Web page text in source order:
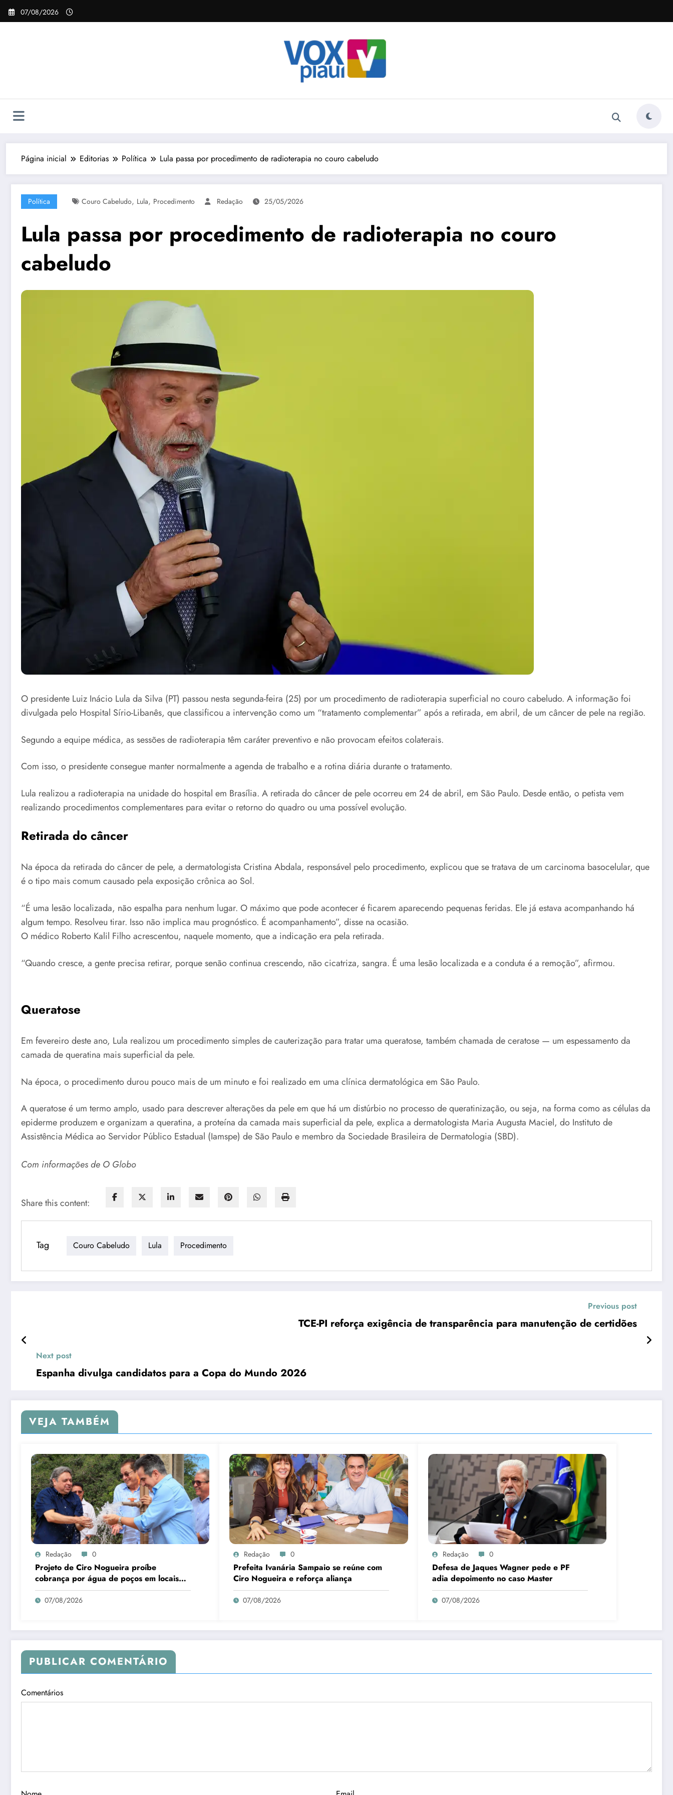
Pular
para
07/08/2026
Página inicial Editorias Política Lula passa por procedimento de radioterapia no couro cabeludo
Política Couro Cabeludo, Lula, Procedimento Redação 25/05/2026
Lula passa por procedimento de radioterapia no couro
cabeludo
O presidente Luiz Inácio Lula da Silva (PT) passou nesta segunda-feira (25) por um procedimento de radioterapia superficial no couro cabeludo. A informação foi
divulgada pelo Hospital Sírio-Libanês, que classificou a intervenção como um “tratamento complementar” após a retirada, em abril, de um câncer de pele na região.
Segundo a equipe médica, as sessões de radioterapia têm caráter preventivo e não provocam efeitos colaterais.
Com isso, o presidente consegue manter normalmente a agenda de trabalho e a rotina diária durante o tratamento.
Lula realizou a radioterapia na unidade do hospital em Brasília. A retirada do câncer de pele ocorreu em 24 de abril, em São Paulo. Desde então, o petista vem
realizando procedimentos complementares para evitar o retorno do quadro ou uma possível evolução.
Retirada do câncer
Na época da retirada do câncer de pele, a dermatologista Cristina Abdala, responsável pelo procedimento, explicou que se tratava de um carcinoma basocelular, que
é o tipo mais comum causado pela exposição crônica ao Sol.
“É uma lesão localizada, não espalha para nenhum lugar. O máximo que pode acontecer é ficarem aparecendo pequenas feridas. Ele já estava acompanhando há
algum tempo. Resolveu tirar. Isso não implica mau prognóstico. É acompanhamento”, disse na ocasião.
O médico Roberto Kalil Filho acrescentou, naquele momento, que a indicação era pela retirada.
“Quando cresce, a gente precisa retirar, porque senão continua crescendo, não cicatriza, sangra. É uma lesão localizada e a conduta é a remoção”, afirmou.
Queratose
Em fevereiro deste ano, Lula realizou um procedimento simples de cauterização para tratar uma queratose, também chamada de ceratose — um espessamento da
camada de queratina mais superficial da pele.
Na época, o procedimento durou pouco mais de um minuto e foi realizado em uma clínica dermatológica em São Paulo.
A queratose é um termo amplo, usado para descrever alterações da pele em que há um distúrbio no processo de queratinização, ou seja, na forma como as células da
epiderme produzem e organizam a queratina, a proteína da camada mais superficial da pele, explica a dermatologista Maria Augusta Maciel, do Instituto de
Assistência Médica ao Servidor Público Estadual (Iamspe) de São Paulo e membro da Sociedade Brasileira de Dermatologia (SBD).
Com informações de O Globo
Share this content:
Tag Couro Cabeludo Lula Procedimento
Previous post
TCE-PI reforça exigência de transparência para manutenção de certidões
Next post
Espanha divulga candidatos para a Copa do Mundo 2026
VEJA TAMBÉM
Redação 0
Projeto de Ciro Nogueira proíbe
cobrança por água de poços em locais
sem abastecimento público
07/08/2026
Redação 0
Prefeita Ivanária Sampaio se reúne com
Ciro Nogueira e reforça aliança
07/08/2026
Redação 0
Defesa de Jaques Wagner pede e PF
adia depoimento no caso Master
07/08/2026
PUBLICAR COMENTÁRIO
Comentários